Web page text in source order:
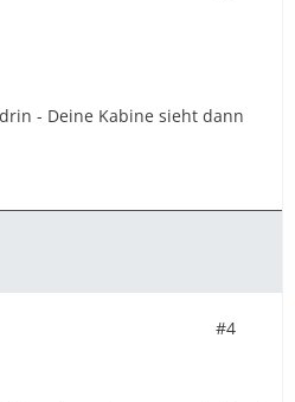
- Deine Kabine sieht dann
#4